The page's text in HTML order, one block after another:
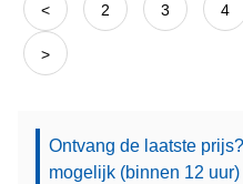
< 2 3 4
>
Ontvang de laatste
mogelijk (binnen 12 uur)